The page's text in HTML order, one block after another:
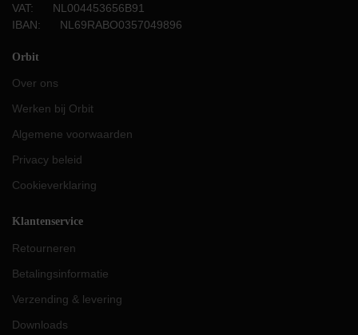
VAT: NL004453656B91
IBAN: NL69RABO0357049896
Orbit
Over ons
Werken bij Orbit
Algemene voorwaarden
Privacy beleid
Cookieverklaring
Klantenservice
Retourneren
Betalingsinformatie
Verzending & levering
Downloads